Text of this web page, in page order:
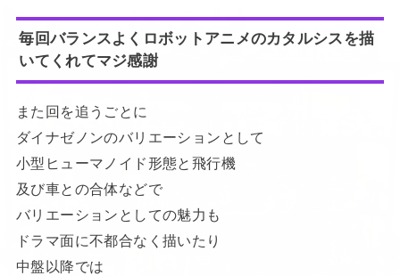
毎回バランスよくロボットアニメのカタルシスを描
いてくれてマジ感謝
また回を追うごとに
ダイナゼノンのバリエーションとして
小型ヒューマノイド形態と飛行機
及び車との合体などで
バリエーションとしての魅力も
ドラマ面に不都合なく描いたり
中盤以降では